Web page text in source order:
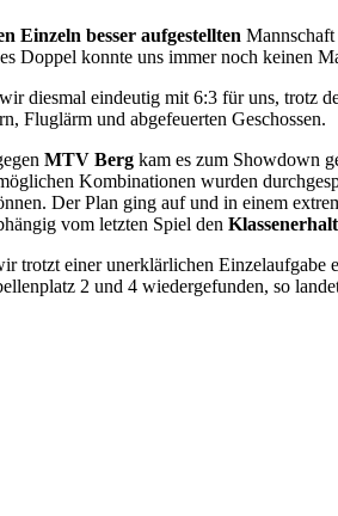
Einzeln besser aufgestellten Mannschaft
Doppel konnte uns immer noch keinen
diesmal eindeutig mit 6:3 für uns, trotz
Fluglärm und abgefeuerten Geschossen.
MTV Berg kam es zum Showdown
Kombinationen wurden
Der Plan ging auf und in einem
vom letzten Spiel den
trotzt einer unerklärlichen Einzelaufgabe
2 und 4 wiedergefunden, so